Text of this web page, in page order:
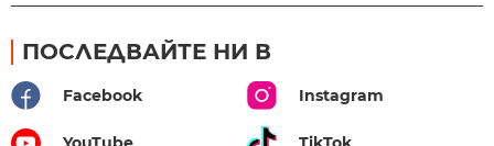
ПОСЛЕДВАЙТЕ НИ В
Facebook Instagram